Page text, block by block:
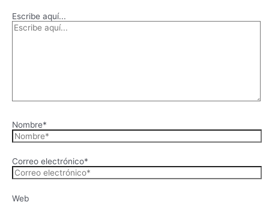
Escribe aquí...
Nombre*
Correo electrónico*
Web